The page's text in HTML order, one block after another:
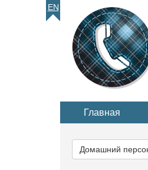
EN
Главная
категорию...
Домашний